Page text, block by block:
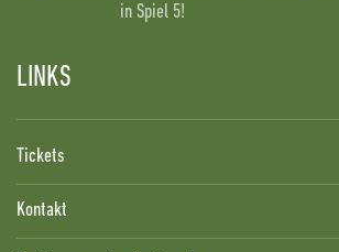
in Spiel 5!
LINKS
Tickets
Kontakt